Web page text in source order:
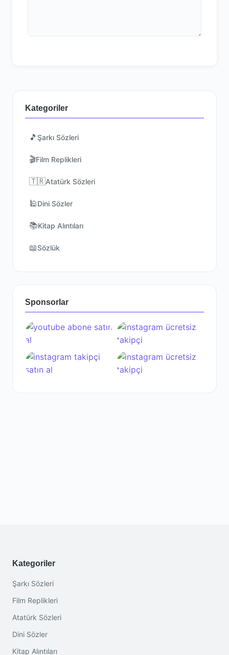
Kategoriler
🎵 Şarkı Sözleri
🎬Film Replikleri
🇹🇷Atatürk Sözleri
🕌Dini Sözler
📚Kitap Alıntıları
📖Sözlük
Sponsorlar
Kategoriler
Şarkı Sözleri
Film Replikleri
Atatürk Sözleri
Dini Sözler
Kitap Alıntıları